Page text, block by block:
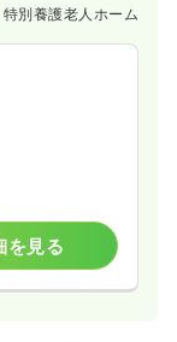
特別養護老人ホーム
を見る